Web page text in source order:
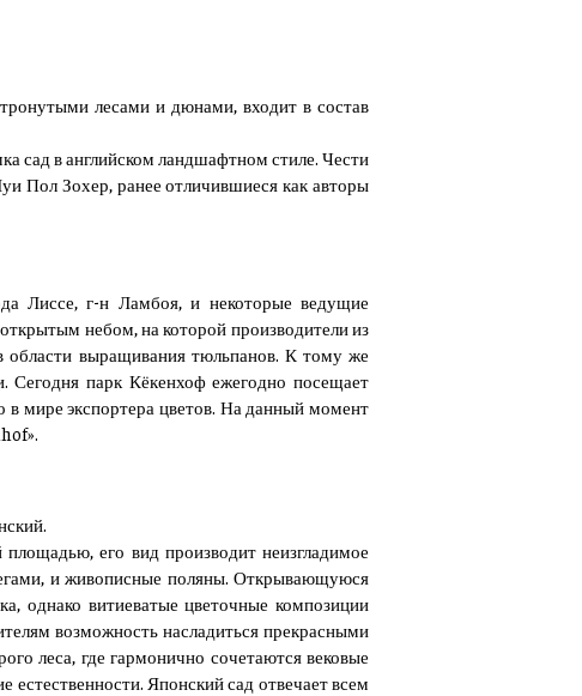
лесами и дюнами, входит в состав
сад в английском ландшафтном стиле. Чести
Пол Зохер, ранее отличившиеся как авторы
Лиссе, г-н Ламбоя, и некоторые ведущие
небом, на которой производители из
выращивания тюльпанов. К тому же
Сегодня парк Кёкенхоф ежегодно посещает
в мире экспортера цветов. На данный момент
его вид производит неизгладимое
и живописные поляны. Открывающуюся
однако витиеватые цветочные композиции
возможность насладиться прекрасными
леса, где гармонично сочетаются вековые
Японский сад отвечает всем